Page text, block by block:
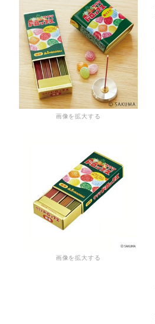
画像を拡大する
画像を拡大する